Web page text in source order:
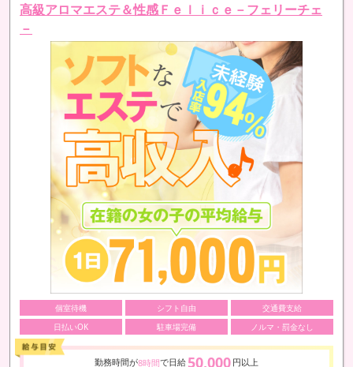
高級アロマエステ＆性感Ｆｅｌｉｃｅ－フェリーチェ
－
個室待機 シフト自由
交通費支給
日払いOK
駐車場完備 ノルマ・罰金なし
勤務時間が8時間で日給 50,000 円以上